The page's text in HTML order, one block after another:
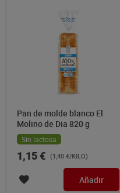
Pan de molde blanco El
Molino de Dia 820 g
Sin lactosa
1,15 € (1,40 €/KILO)
Añadir